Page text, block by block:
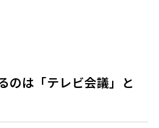
のは「テレビ会議」と